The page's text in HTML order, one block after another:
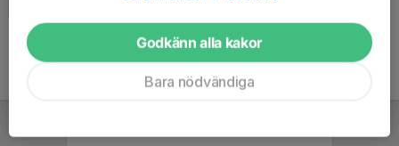
Godkänn alla kakor
Bara nödvändiga